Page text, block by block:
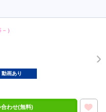
）
動画あり
合わせ(無料)